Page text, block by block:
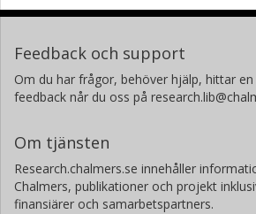
Feedback och support
Om du har frågor, behöver hjälp, hittar en
feedback når du oss på
Om tjänsten
Research.chalmers.se innehåller
Chalmers, publikationer och projekt
finansiärer och samarbetspartners.